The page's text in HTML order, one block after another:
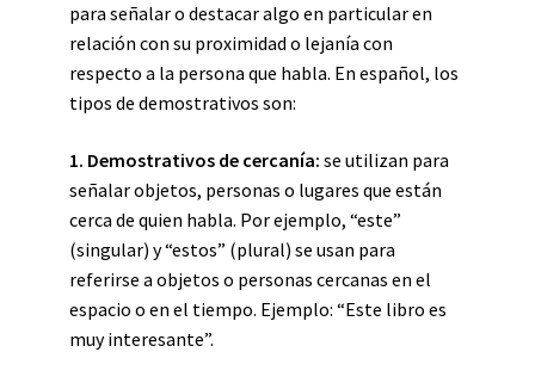
para señalar o destacar algo en particular en
relación con su proximidad o lejanía con
respecto a la persona que habla. En español, los
tipos de demostrativos son:
1. Demostrativos de cercanía: se utilizan para
señalar objetos, personas o lugares que están
cerca de quien habla. Por ejemplo, “este”
(singular) y “estos” (plural) se usan para
referirse a objetos o personas cercanas en el
espacio o en el tiempo. Ejemplo: “Este libro es
muy interesante”.